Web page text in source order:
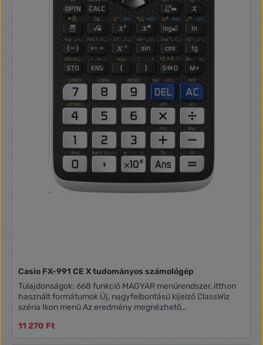
Casio FX-991 CE X tudományos számológép
Tulajdonságok: 668 funkció MAGYAR menürendszer, itthon
használt formátumok Új, nagyfelbontású kijelző ClassWiz
széria Ikon menü Az eredmény megnézhető
rajzol Természetes algebrai bevitelt biztosító kijelző 9
memória Funkciók: törtszámítás, koordináta transzformáció,
11 270 Ft